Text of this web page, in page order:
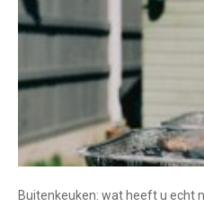
Buitenkeuken: wat heeft u echt